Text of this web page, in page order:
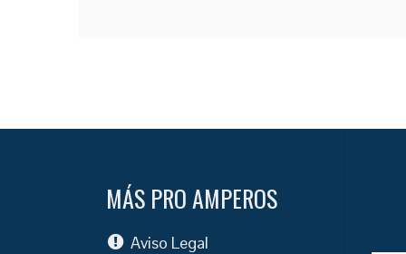
MÁS PRO AMPEROS
Aviso Legal